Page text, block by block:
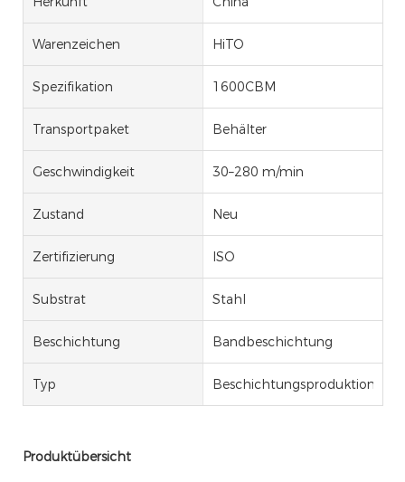
Warenzeichen HiTO
Spezifikation 1600CBM
Transportpaket Behälter
Geschwindigkeit 30–280 m/min
Zustand Neu
Zertifizierung ISO
Substrat Stahl
Beschichtung Bandbeschichtung
Typ Beschichtungsproduktionslinie
Produktübersicht